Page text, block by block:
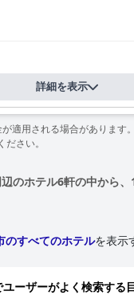
詳細を表示
適用される場合があります
さい。
のホテル6軒の中から
のすべてのホテルを表示
ーザーがよく検索する